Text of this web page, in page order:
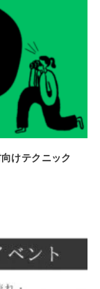
けテクニック